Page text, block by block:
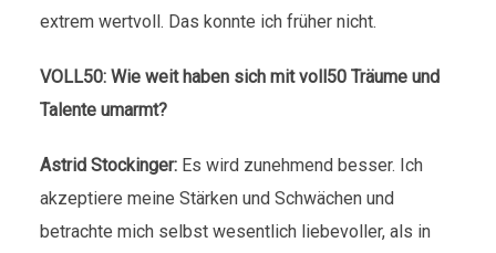
extrem wertvoll. Das konnte ich früher nicht.
VOLL50: Wie weit haben sich mit voll50 Träume und
Talente umarmt?
Astrid Stockinger: Es wird zunehmend besser. Ich
akzeptiere meine Stärken und Schwächen und
betrachte mich selbst wesentlich liebevoller, als in